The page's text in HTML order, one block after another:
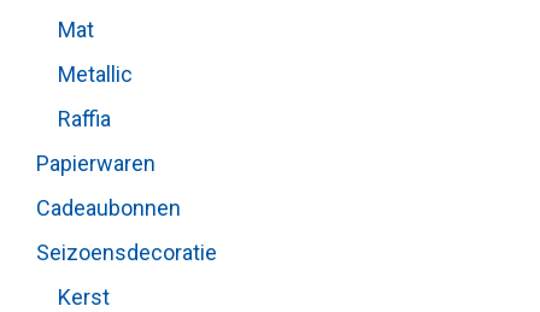
Mat
Metallic
Raffia
Papierwaren
Cadeaubonnen
Seizoensdecoratie
Kerst